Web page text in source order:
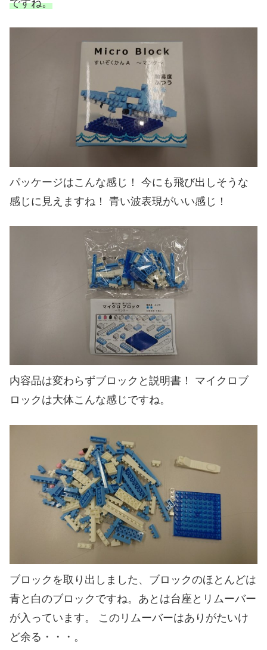
ですね。
パッケージはこんな感じ！ 今にも飛び出しそうな
感じに見えますね！ 青い波表現がいい感じ！
内容品は変わらずブロックと説明書！ マイクロブ
ロックは大体こんな感じですね。
ブロックを取り出しました、ブロックのほとんどは
青と白のブロックですね。あとは台座とリムーバー
が入っています。 このリムーバーはありがたいけ
ど余る・・・。